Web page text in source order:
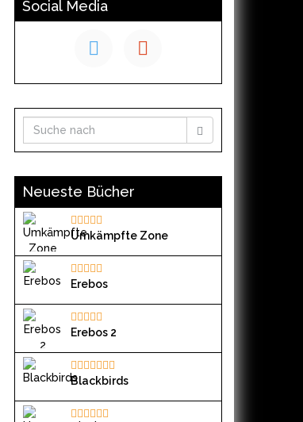
Social Media
Neueste Bücher
Umkämpfte Zone
Erebos
Erebos 2
Blackbirds